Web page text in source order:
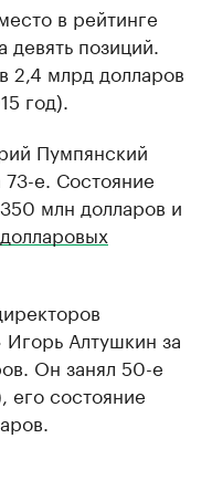
в рейтинге
позиций.
2,4 млрд долларов
год).
Пумпянский
73-е. Состояние
млн долларов и
Алтушкин за
Он занял 50-е
его состояние